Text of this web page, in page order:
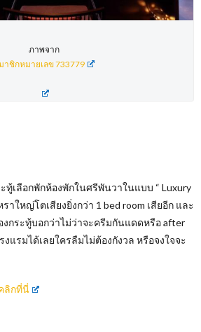
ภาพจาก
าชิกหมายเลข 733779
ทู้เลือกพักห้องพักในศรีพันวาในแบบ “ Luxury
ราใหญ่โตเสียงยิ่งกว่า 1 bed room เสียอีก และ
งกระทู้บอกว่าไม่ว่าจะครีมกันแดดหรือ after
แรมได้เลยใครลืมไม่ต้องกังวล หรือจงใจจะ
ลิกที่นี่